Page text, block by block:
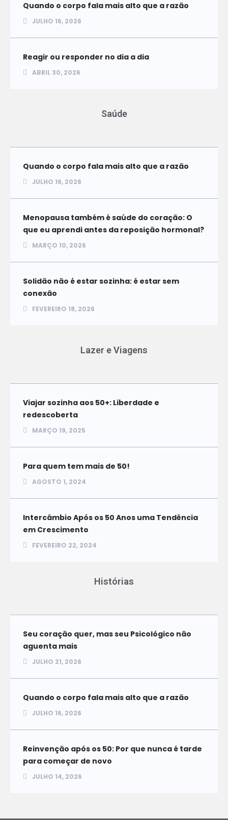
Quando o corpo fala mais alto que a razão
JULHO 16, 2026
Reagir ou responder no dia a dia
ABRIL 30, 2026
Saúde
Quando o corpo fala mais alto que a razão
JULHO 16, 2026
Menopausa também é saúde do coração: O
que eu aprendi antes da reposição hormonal?
MARÇO 10, 2026
Solidão não é estar sozinha: é estar sem
conexão
FEVEREIRO 18, 2026
Lazer e Viagens
Viajar sozinha aos 50+: Liberdade e
redescoberta
MARÇO 19, 2025
Para quem tem mais de 50!
AGOSTO 1, 2024
Intercâmbio Após os 50 Anos uma Tendência
em Crescimento
FEVEREIRO 22, 2024
Histórias
Seu coração quer, mas seu Psicológico não
aguenta mais
JULHO 21, 2026
Quando o corpo fala mais alto que a razão
JULHO 16, 2026
Reinvenção após os 50: Por que nunca é tarde
para começar de novo
JULHO 14, 2026